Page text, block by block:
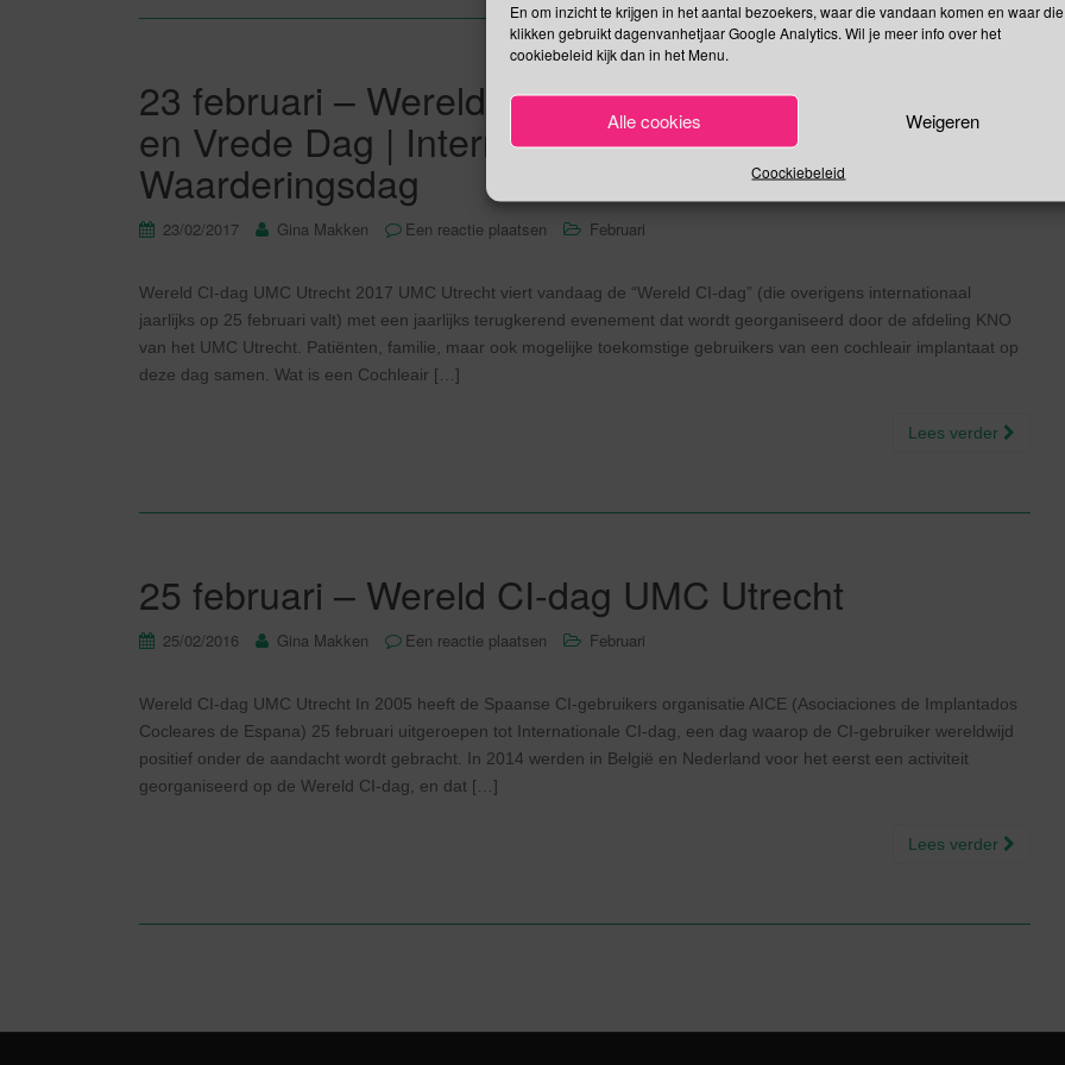
En om inzicht te krijgen in het aantal bezoekers, waar die vandaan komen en waar
klikken gebruikt dagenvanhetjaar Google Analytics. Wil je meer info over het
cookiebeleid kijk dan in het Menu.
Alle cookies Weigeren
Coockiebeleid
23 februari – Wereld CI-dag | Internationaal Begrip
en Vrede Dag | Internationale Hondenkoekjes
Waarderingsdag
23/02/2017 Gina Makken Een reactie plaatsen Februari
Wereld CI-dag UMC Utrecht 2017 UMC Utrecht viert vandaag de “Wereld CI-dag” (die overigens internationaal
jaarlijks op 25 februari valt) met een jaarlijks terugkerend evenement dat wordt georganiseerd door de afdeling KNO
van het UMC Utrecht. Patiënten, familie, maar ook mogelijke toekomstige gebruikers van een cochleair implantaat op
deze dag samen. Wat is een Cochleair […]
Lees verder
25 februari – Wereld CI-dag UMC Utrecht
25/02/2016 Gina Makken Een reactie plaatsen Februari
Wereld CI-dag UMC Utrecht In 2005 heeft de Spaanse CI-gebruikers organisatie AICE (Asociaciones de Implantados
Cocleares de Espana) 25 februari uitgeroepen tot Internationale CI-dag, een dag waarop de CI-gebruiker wereldwijd
positief onder de aandacht wordt gebracht. In 2014 werden in België en Nederland voor het eerst een activiteit
georganiseerd op de Wereld CI-dag, en dat […]
Lees verder